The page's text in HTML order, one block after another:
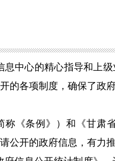
中心的精心指导和上
各项制度，确保了政
《条例》）和《甘肃
开的政府信息，有力